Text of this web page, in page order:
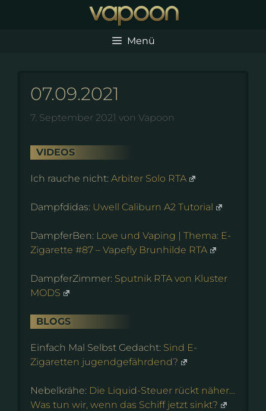
Menü
07.09.2021
7. September 2021 von Vapoon
VIDEOS
Ich rauche nicht: Arbiter Solo RTA
Dampfdidas: Uwell Caliburn A2 Tutorial
DampferBen: Love und Vaping | Thema: E-
Zigarette #87 – Vapefly Brunhilde RTA
DampferZimmer: Sputnik RTA von Kluster
MODS
BLOGS
Einfach Mal Selbst Gedacht: Sind E-
Zigaretten jugendgefährdend?
Nebelkrähe: Die Liquid-Steuer rückt näher…
Was tun wir, wenn das Schiff jetzt sinkt?